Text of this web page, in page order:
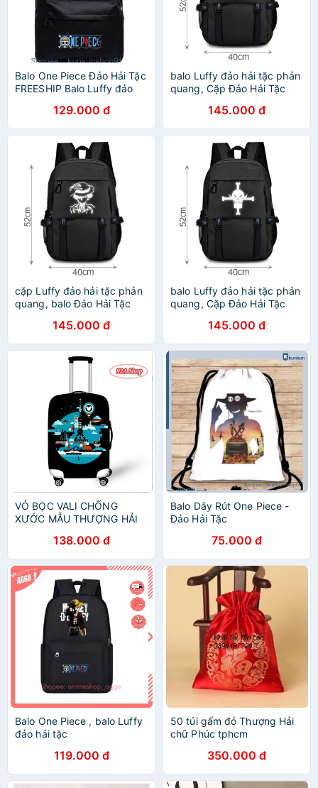
Balo One Piece Đảo Hải Tặc
FREESHIP Balo Luffy đảo
129.000 đ
balo Luffy đảo hải tặc phản
quang, Cặp Đảo Hải Tặc
- 4 ngăn145.000 đ
cặp Luffy đảo hải tặc phản
quang, balo Đảo Hải Tặc
- 4 ngăn145.000 đ
balo Luffy đảo hải tặc phản
quang, Cặp Đảo Hải Tặc
- 4 ngăn145.000 đ
VỎ BỌC VALI CHỐNG
XƯỚC MẪU THƯỢNG HẢI
138.000 đ
Balo Dây Rút One Piece -
Đảo Hải Tặc
75.000 đ
Balo One Piece , balo Luffy
đảo hải tặc
119.000 đ
50 túi gấm đỏ Thượng Hải
chữ Phúc tphcm
350.000 đ